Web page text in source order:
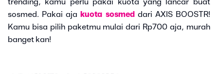
trending, kamu perlu pakai kuota yang lancar buat
sosmed. Pakai aja
kuota sosmed dari AXIS BOOSTR!
Kamu bisa pilih paketmu mulai dari Rp700 aja, murah
banget kan!